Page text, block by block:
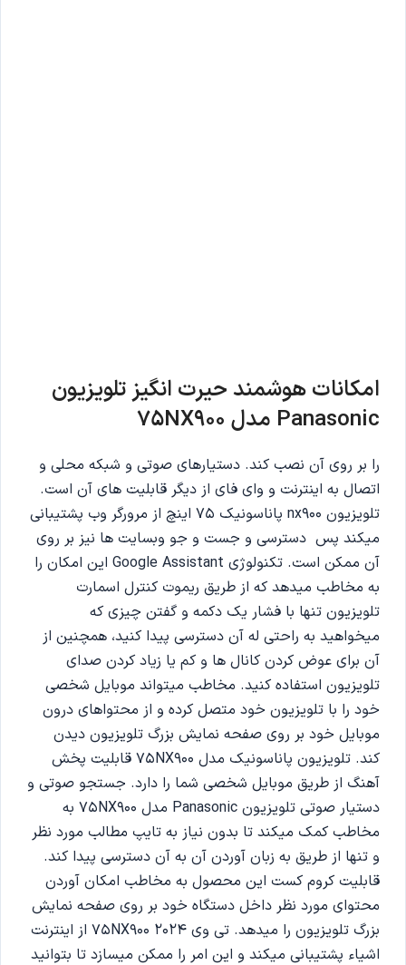
امکانات هوشمند حیرت انگیز تلویزیون
Panasonic مدل 75NX900
را بر روی آن نصب کند. دستیارهای صوتی و شبکه محلی و
اتصال به اینترنت و وای فای از دیگر قابلیت های آن است.
تلویزیون nx900 پاناسونیک 75 اینچ از مرورگر وب پشتیبانی
میکند پس دسترسی و جست و جو وبسایت ها نیز بر روی
آن ممکن است. تکنولوژی Google Assistant این امکان را
به مخاطب میدهد که از طریق ریموت کنترل اسمارت
تلویزیون تنها با فشار یک دکمه و گفتن چیزی که
میخواهید به راحتی له آن دسترسی پیدا کنید، همچنین از
آن برای عوض کردن کانال ها و کم یا زیاد کردن صدای
تلویزیون استفاده کنید. مخاطب میتواند موبایل شخصی
خود را با تلویزیون خود متصل کرده و از محتواهای درون
موبایل خود بر روی صفحه نمایش بزرگ تلویزیون دیدن
کند. تلویزیون پاناسونیک مدل 75NX900 قابلیت پخش
آهنگ از طریق موبایل شخصی شما را دارد. جستجو صوتی و
دستیار صوتی تلویزیون Panasonic مدل 75NX900 به
مخاطب کمک میکند تا بدون نیاز به تایپ مطالب مورد نظر
و تنها از طریق به زبان آوردن آن به آن دسترسی پیدا کند.
قابلیت کروم کست این محصول به مخاطب امکان آوردن
محتوای مورد نظر داخل دستگاه خود بر روی صفحه نمایش
بزرگ تلویزیون را میدهد. تی وی 75NX900 2024 از اینترنت
اشیاء پشتیبانی میکند و این امر را ممکن میسازد تا بتوانید